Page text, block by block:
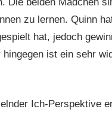
zu lernen. Quinn
hat, jedoch
hingegen ist ein sehr
Ich-Perspektive